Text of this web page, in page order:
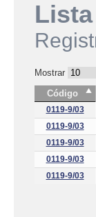
Mostrar
Código
0119-9/03
0119-9/03
0119-9/03
0119-9/03
0119-9/03